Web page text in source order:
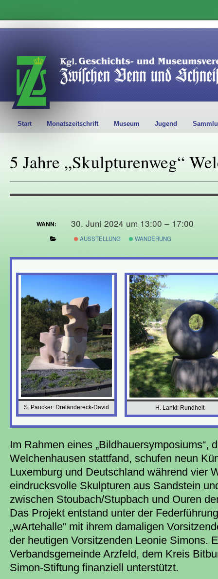
Start Monatszeitschrift Museum Jugend
5 Jahre „Skulpturenweg“
WANN: 30. Juni 2024 um 13:00 – 17:00
AUSSTELLUNG WANDERUNG
S. Paucker: Dreländereck-David H. Lankl: Rundheit
Im Rahmen eines „Bildhauersymposiums“,
Welchenhausen stattfand, schufen neun
Luxemburg und Deutschland während vier
eindrucksvolle Skulpturen aus Sandstein
zwischen Stoubach/Stupbach und Ouren
Das Projekt entstand unter der
„wArtehalle“ mit ihrem damaligen
der heutigen Vorsitzenden Leonie Simons.
Verbandsgemeinde Arzfeld, dem Kreis
Simon-Stiftung finanziell unterstützt.